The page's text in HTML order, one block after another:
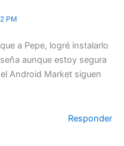
PM
a Pepe, logré instalarlo
aunque estoy segura
Android Market siguen
Responder